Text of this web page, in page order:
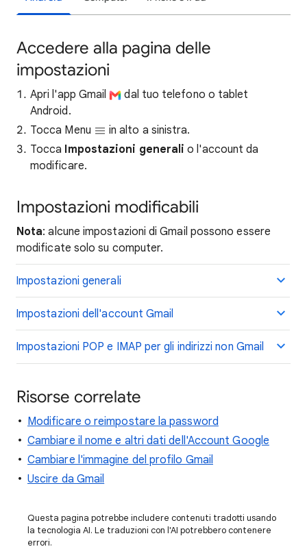
Accedere alla pagina delle
impostazioni
Apri l'app Gmail
dal tuo telefono o tablet
Android.
Tocca Menu
in alto a sinistra.
Tocca Impostazioni generali o l'account da
modificare.
Impostazioni modificabili
Nota: alcune impostazioni di Gmail possono essere
modificate solo su computer.
Impostazioni generali
Impostazioni dell'account Gmail
Impostazioni POP e IMAP per gli indirizzi non Gmail
Risorse correlate
Modificare o reimpostare la password
Cambiare il nome e altri dati dell'Account Google
Cambiare l'immagine del profilo Gmail
Uscire da Gmail
Questa pagina potrebbe includere contenuti tradotti usando
la tecnologia AI. Le traduzioni con l'AI potrebbero contenere
errori.